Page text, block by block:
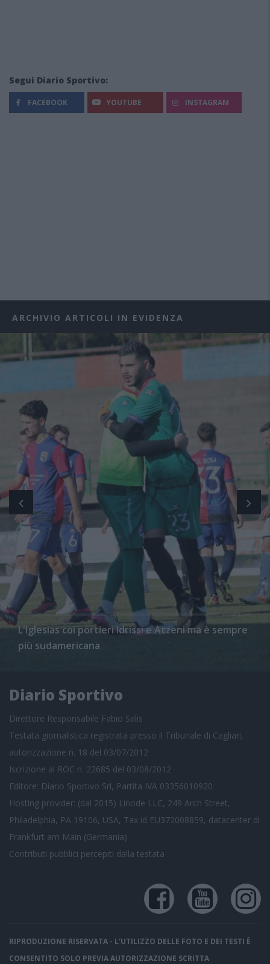
Segui Diario Sportivo:
FACEBOOK YOUTUBE INSTAGRAM
ARCHIVIO ARTICOLI IN EVIDENZA
L'Iglesias coi portieri Idrissi e Atzeni ma è sempre
più sudamericana
Diario Sportivo
Direttore Responsabile Fabio Salis
Testata giornalistica registrata presso il Tribunale di Cagliari,
autorizzazione n. 18 del 03/07/2012
Iscrizione al ROC n. 22685 del 03/08/2012
Editore: Diario Sportivo Srl, Partita IVA 03356010920
Hosting provider: (dal 2015) Linode LLC, 249 Arch Street,
Philadelphia, PA 19106, USA, Tax id EU372008859, datacenter di
Frankfurt am Main (Germania)
Contributi pubblici percepiti dalla testata
RIPRODUZIONE RISERVATA - L'UTILIZZO DELLE FOTO E DEI TESTI È
CONSENTITO SOLO PREVIA AUTORIZZAZIONE SCRITTA